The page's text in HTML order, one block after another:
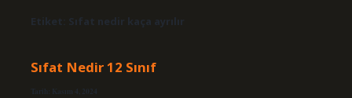
Etiket: Sıfat nedir kaça ayrılır
Sıfat Nedir 12 Sınıf
Tarih: Kasım 4, 2024